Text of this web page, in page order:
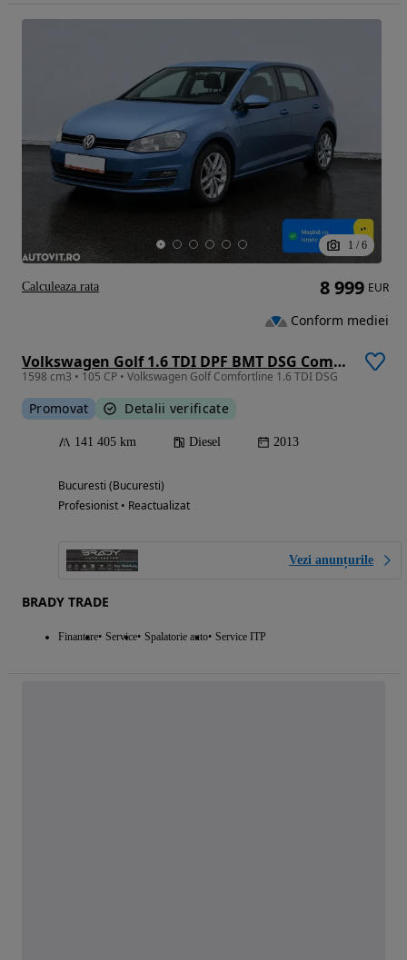
1 / 6
Volkswagen Golf 1.6 TDI DPF BMT DSG Comfortline
1598 cm3 • 105 CP • Volkswagen Golf Comfortline 1.6 TDI DSG
Promovat Detalii verificate
141 405 km Diesel 2013
Bucuresti (Bucuresti)
Profesionist • Reactualizat
Vezi anunțurile
BRADY TRADE
Finantare Service Spalatorie auto Service ITP
8 999 EUR
Conform mediei
Calculeaza rata